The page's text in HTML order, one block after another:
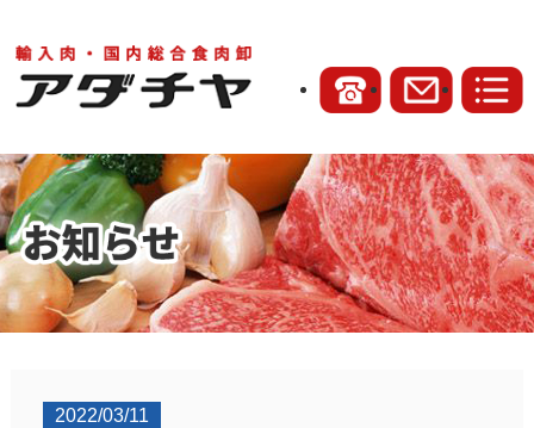
2022/03/11